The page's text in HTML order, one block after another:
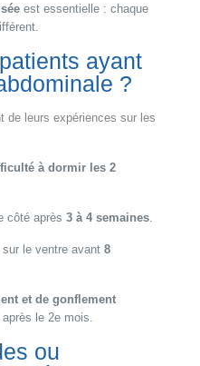
est essentielle : chaque
ayant
?
de leurs expériences sur les
à dormir les 2
côté après 3 à 4 semaines.
le ventre avant 8
et de gonflement
le 2e mois.
ou